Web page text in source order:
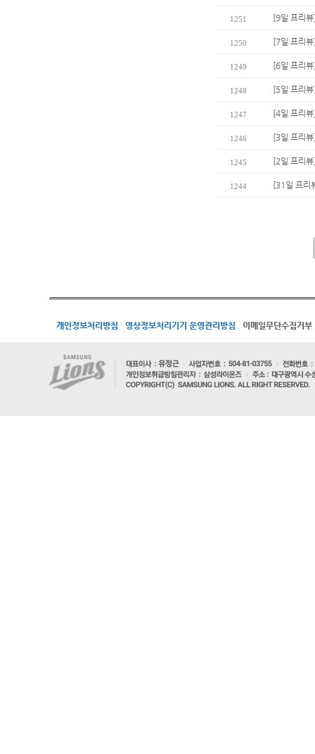
1251 [9일 프리
1250 [7일 프리
1249 [6일 프리
1248 [5일 프리
1247 [4일 프리
1246 [3일 프리
1245 [2일 프리
1244 [31일 프리
개인정보처리방침 영상정보처리기기 운영관리방침 이메일무단수집거부